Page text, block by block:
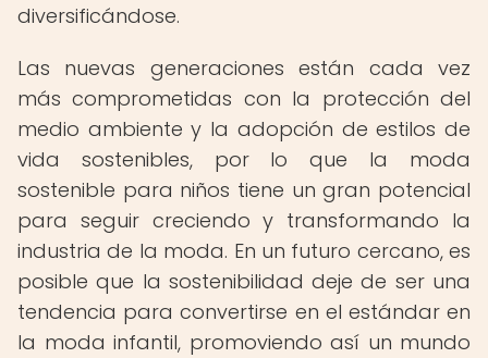
diversificándose.
Las nuevas generaciones están cada vez
más comprometidas con la protección del
medio ambiente y la adopción de estilos de
vida sostenibles, por lo que la moda
sostenible para niños tiene un gran potencial
para seguir creciendo y transformando la
industria de la moda. En un futuro cercano, es
posible que la sostenibilidad deje de ser una
tendencia para convertirse en el estándar en
la moda infantil, promoviendo así un mundo